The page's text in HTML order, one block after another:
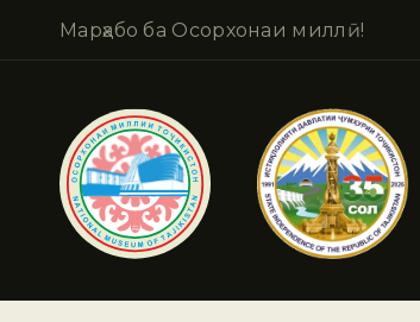
Марҳабо ба Осорхонаи миллӣ!